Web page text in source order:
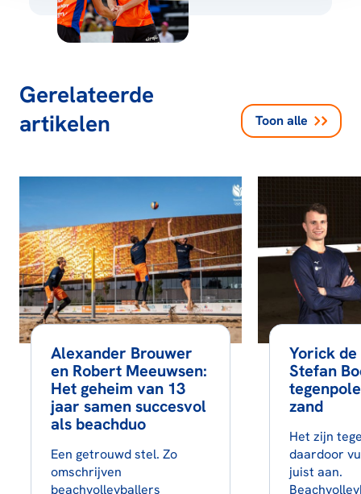
Gerelateerde
artikelen
Toon alle
Alexander Brouwer
en Robert Meeuwsen:
Het geheim van 13
jaar samen succesvol
als beachduo
Een getrouwd stel. Zo
omschrijven
beachvolleyballers
Yorick
Stefan
zand
Het zijn
daardoor
juist aan.